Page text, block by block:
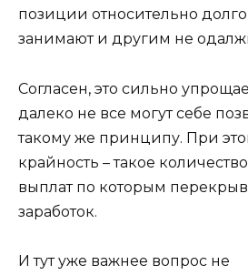
позиции относительно
занимают и другим не
Согласен, это сильно
далеко не все могут себе
такому же принципу. При
крайность – такое
выплат по которым
заработок.
И тут уже важнее вопрос не